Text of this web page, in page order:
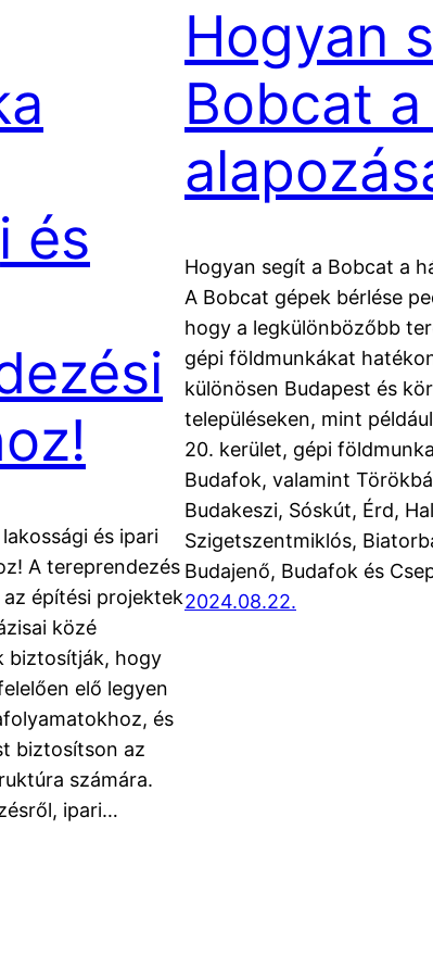
és
és ipari
A tereprendezés
építési projektek
közé
biztosítják, hogy
elő legyen
és
biztosítson az
számára.
ipari…
Hogyan
Bobcat
Hogyan segít a Bobcat a
A Bobcat gépek bérlése
hogy a legkülönbözőbb
gépi földmunkákat
különösen Budapest és
településeken, mint
20. kerület, gépi
Budafok, valamint
Budakeszi, Sóskút, Érd,
Szigetszentmiklós,
Budajenő, Budafok és
2024.08.22.